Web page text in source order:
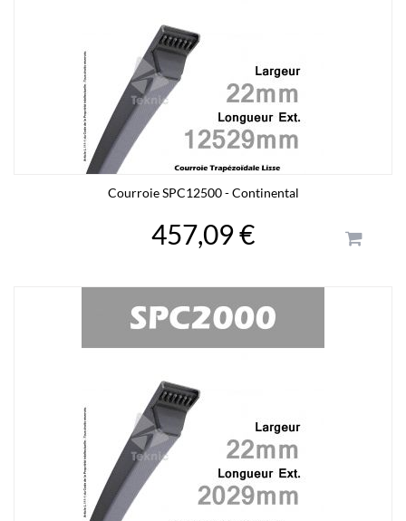
Courroie SPC12500 - Continental
457,09 €